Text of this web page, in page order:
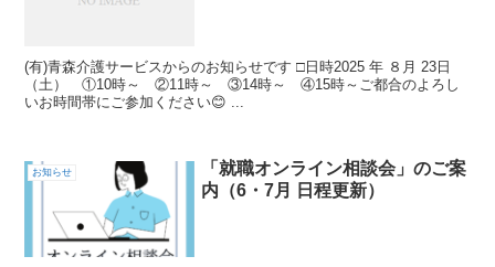
(有)青森介護サービスからのお知らせです □日時2025 年 ８月 23日
（土） ①10時～ ②11時～ ③14時～ ④15時～ご都合のよろし
いお時間帯にご参加ください😊 ...
お知らせ
「就職オンライン相談会」のご案
内（6・7月 日程更新）